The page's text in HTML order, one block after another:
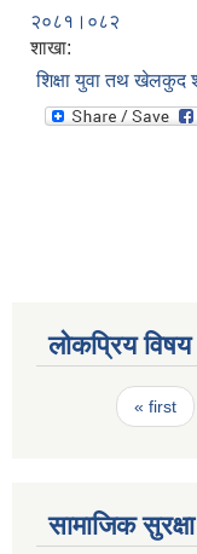
२०८१।०८२
शाखा:
शिक्षा युवा तथ खेलकुद
लोकप्रिय विषय
Pages« first
सामाजिक सुरक्षा